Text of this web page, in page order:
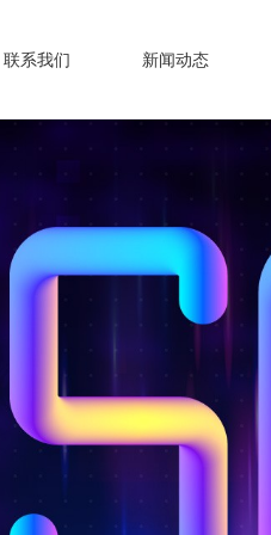
联系我们 新闻动态